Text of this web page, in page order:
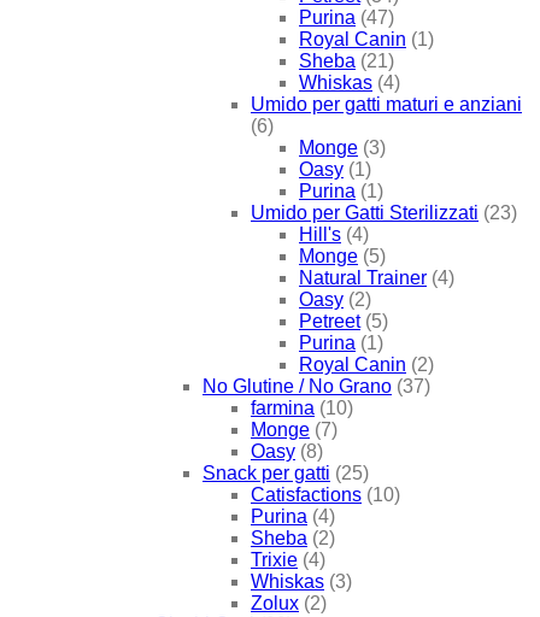
Purina (47)
Royal Canin (1)
Sheba (21)
Whiskas (4)
Umido per gatti maturi e anziani
(6)
Monge (3)
Oasy (1)
Purina (1)
Umido per Gatti Sterilizzati (23)
Hill's (4)
Monge (5)
Natural Trainer (4)
Oasy (2)
Petreet (5)
Purina (1)
Royal Canin (2)
No Glutine / No Grano (37)
farmina (10)
Monge (7)
Oasy (8)
Snack per gatti (25)
Catisfactions (10)
Purina (4)
Sheba (2)
Trixie (4)
Whiskas (3)
Zolux (2)